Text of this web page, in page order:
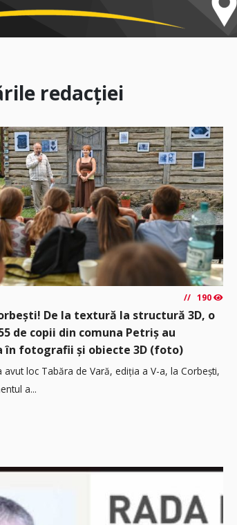
redacției
190
De la textură la structură 3D, o
de copii din comuna Petriș au
fotografii și obiecte 3D (foto)
loc Tabăra de Vară, ediția a V-a, la Corbești,
a...